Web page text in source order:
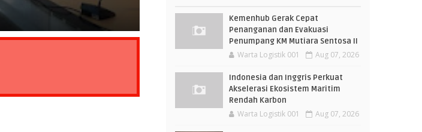
Kemenhub Gerak Cepat
Penanganan dan Evakuasi
Penumpang KM Mutiara Sentosa II
Warta Logistik 001 Aug 07, 2026
Indonesia dan Inggris Perkuat
Akselerasi Ekosistem Maritim
Rendah Karbon
Warta Logistik 001 Aug 07, 2026